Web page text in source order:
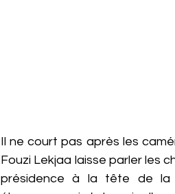
Il ne court pas après les
Fouzi Lekjaa laisse parler les
présidence à la tête de la